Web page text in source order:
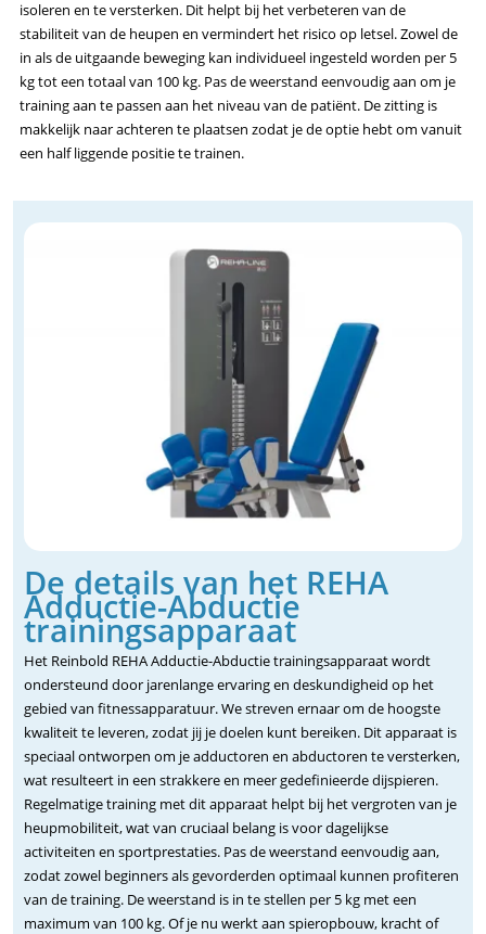
isoleren en te versterken. Dit helpt bij het verbeteren van de
stabiliteit van de heupen en vermindert het risico op letsel. Zowel de
in als de uitgaande beweging kan individueel ingesteld worden per 5
kg tot een totaal van 100 kg. Pas de weerstand eenvoudig aan om je
training aan te passen aan het niveau van de patiënt. De zitting is
makkelijk naar achteren te plaatsen zodat je de optie hebt om vanuit
een half liggende positie te trainen.
De details van het REHA
Adductie-Abductie
trainingsapparaat
Het Reinbold REHA Adductie-Abductie trainingsapparaat wordt
ondersteund door jarenlange ervaring en deskundigheid op het
gebied van fitnessapparatuur. We streven ernaar om de hoogste
kwaliteit te leveren, zodat jij je doelen kunt bereiken. Dit apparaat is
speciaal ontworpen om je adductoren en abductoren te versterken,
wat resulteert in een strakkere en meer gedefinieerde dijspieren.
Regelmatige training met dit apparaat helpt bij het vergroten van je
heupmobiliteit, wat van cruciaal belang is voor dagelijkse
activiteiten en sportprestaties. Pas de weerstand eenvoudig aan,
zodat zowel beginners als gevorderden optimaal kunnen profiteren
van de training. De weerstand is in te stellen per 5 kg met een
maximum van 100 kg. Of je nu werkt aan spieropbouw, kracht of